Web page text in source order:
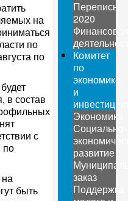
на
по
по
в состав
с
по
быть
Перепись
2020
Комитет
по
экономике
и
Экономика
Социально-
развитие
заказ
Поддержка